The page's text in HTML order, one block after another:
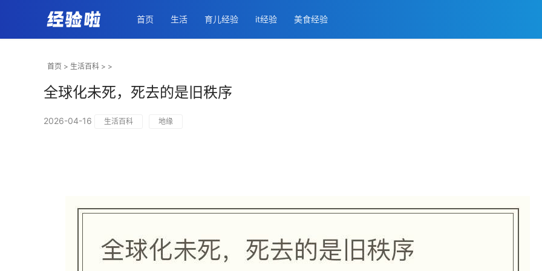
首页 生活 育儿经验 it经验 美食经验
首页 > 生活百科 > >
全球化未死，死去的是旧秩序
2026-04-16 生活百科 地缘